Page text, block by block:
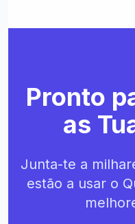
Pronto
as
Junta-te a
estão a usar o